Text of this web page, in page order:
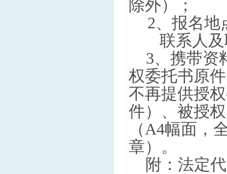
除外）；
2、报名地
联系人及
3、携带资
权委托书原
不再提供授
件）、被授
（A4幅面，
章）。
附：法定